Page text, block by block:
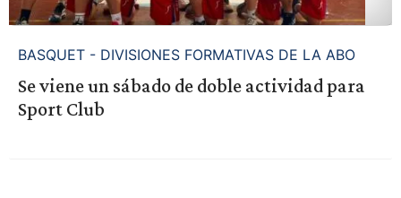
BASQUET - DIVISIONES FORMATIVAS DE LA ABO
Se viene un sábado de doble actividad para
Sport Club